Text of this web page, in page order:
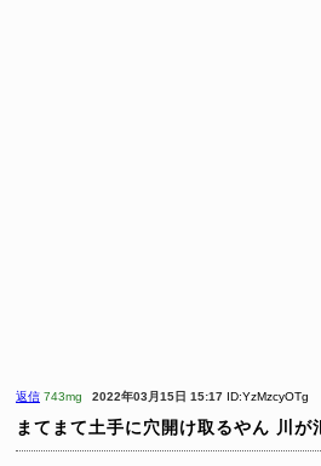
返信 743mg 2022年03月15日 15:17 ID:YzMzcyOTg
まてまて土手に穴開け取るやん 川が